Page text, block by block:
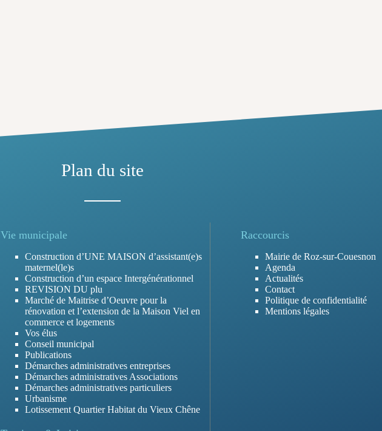
Plan du site
Vie municipale
Construction d’UNE MAISON d’assistant(e)s
maternel(le)s
Construction d’un espace Intergénérationnel
REVISION DU plu
Marché de Maitrise d’Oeuvre pour la
rénovation et l’extension de la Maison Viel en
commerce et logements
Vos élus
Conseil municipal
Publications
Démarches administratives entreprises
Démarches administratives Associations
Démarches administratives particuliers
Urbanisme
Lotissement Quartier Habitat du Vieux Chêne
Raccourcis
Mairie de Roz-sur-Couesnon
Agenda
Actualités
Contact
Politique de confidentialité
Mentions légales